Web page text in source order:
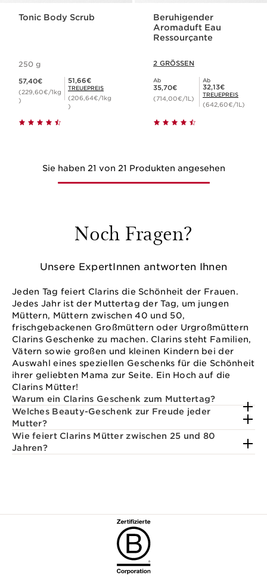
Tonic Body Scrub
250 g
57,40€
(229,60€/1kg
)
Mitgliederpreis 51,66€
51,66€
TREUEPREIS
(206,64€/1kg
)
Beruhigender
Aromaduft Eau
Ressourçante
2 GRÖSSEN
Ab
Aktueller Preis 35,70€
35,70€
(714,00€/1L)
Ab
Mitgliederpreis 32,13€
32,13€
TREUEPREIS
(642,60€/1L)
Sie haben 21 von 21 Produkten angesehen
Noch Fragen?
Unsere ExpertInnen antworten Ihnen
Jeden Tag feiert Clarins die Schönheit der Frauen.
Jedes Jahr ist der Muttertag der Tag, um jungen
Müttern, Müttern zwischen 40 und 50,
frischgebackenen Großmüttern oder Urgroßmüttern
Clarins Geschenke zu machen. Clarins steht Familien,
Vätern sowie großen und kleinen Kindern bei der
Auswahl eines speziellen Geschenks für die Schönheit
ihrer geliebten Mama zur Seite. Ein Hoch auf die
Clarins Mütter!
Warum ein Clarins Geschenk zum Muttertag?
Welches Beauty-Geschenk zur Freude jeder
Mutter?
Wie feiert Clarins Mütter zwischen 25 und 80
Jahren?